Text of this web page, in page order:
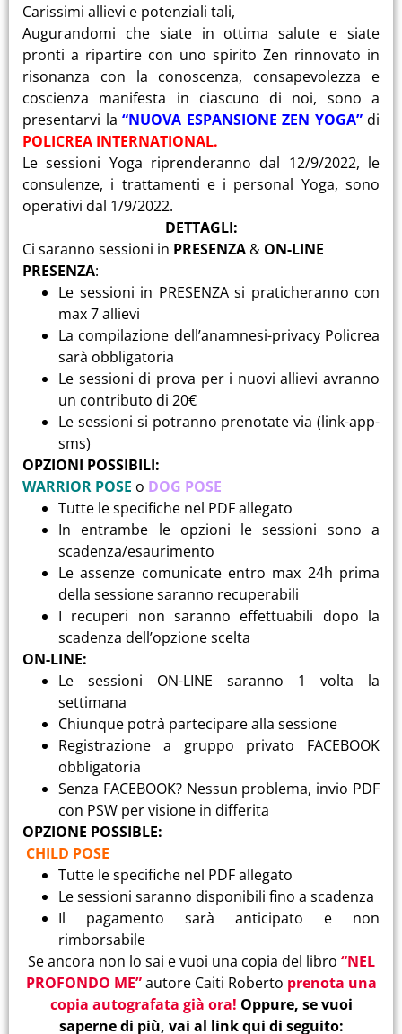
Carissimi allievi e potenziali tali,
Augurandomi che siate in ottima salute e siate
pronti a ripartire con uno spirito Zen rinnovato in
risonanza con la conoscenza, consapevolezza e
coscienza manifesta in ciascuno di noi, sono a
presentarvi la “NUOVA ESPANSIONE ZEN YOGA”di
POLICREA INTERNATIONAL.
Le sessioni Yoga riprenderanno dal 12/9/2022, le
consulenze, i trattamenti e i personal Yoga, sono
operativi dal 1/9/2022.
DETTAGLI:
Ci saranno sessioni in PRESENZA & ON-LINE
PRESENZA:
Le sessioni in PRESENZA si praticheranno con
max 7 allievi
La compilazione dell’anamnesi-privacy Policrea
sarà obbligatoria
Le sessioni di prova per i nuovi allievi avranno
un contributo di 20€
Le sessioni si potranno prenotate via (link-app-
sms)
OPZIONI POSSIBILI:
WARRIOR POSE o DOG POSE
Tutte le specifiche nel PDF allegato
In entrambe le opzioni le sessioni sono a
scadenza/esaurimento
Le assenze comunicate entro max 24h prima
della sessione saranno recuperabili
I recuperi non saranno effettuabili dopo la
scadenza dell’opzione scelta
ON-LINE:
Le sessioni ON-LINE saranno 1 volta la
settimana
Chiunque potrà partecipare alla sessione
Registrazione a gruppo privato FACEBOOK
obbligatoria
Senza FACEBOOK? Nessun problema, invio PDF
con PSW per visione in differita
OPZIONE POSSIBLE:
CHILD POSE
Tutte le specifiche nel PDF allegato
Le sessioni saranno disponibili fino a scadenza
Il pagamento sarà anticipato e non
rimborsabile
Se ancora non lo sai e vuoi una copia del libro “NEL
PROFONDO ME”autore Caiti Roberto prenota una
copia autografata già ora! Oppure, se vuoi
saperne di più, vai al link qui di seguito: